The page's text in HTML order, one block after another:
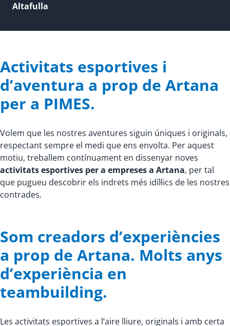
Altafulla
Activitats esportives i
d’aventura a prop de Artana
per a PIMES.
Volem que les nostres aventures siguin úniques i originals,
respectant sempre el medi que ens envolta. Per aquest
motiu, treballem contínuament en dissenyar noves
activitats esportives per a empreses a Artana, per tal
que pugueu descobrir els indrets més idíl·lics de les nostres
contrades.
Som creadors d’experiències
a prop de Artana. Molts anys
d’experiència en
teambuilding.
Les activitats esportives a l’aire lliure, originals i amb certa